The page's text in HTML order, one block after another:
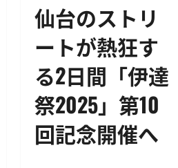
仙台のストリ
ートが熱狂す
る2日間「伊達
祭2025」第10
回記念開催へ